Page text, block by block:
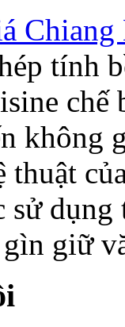
Chiang
tính
chế
không
thuật
giữ